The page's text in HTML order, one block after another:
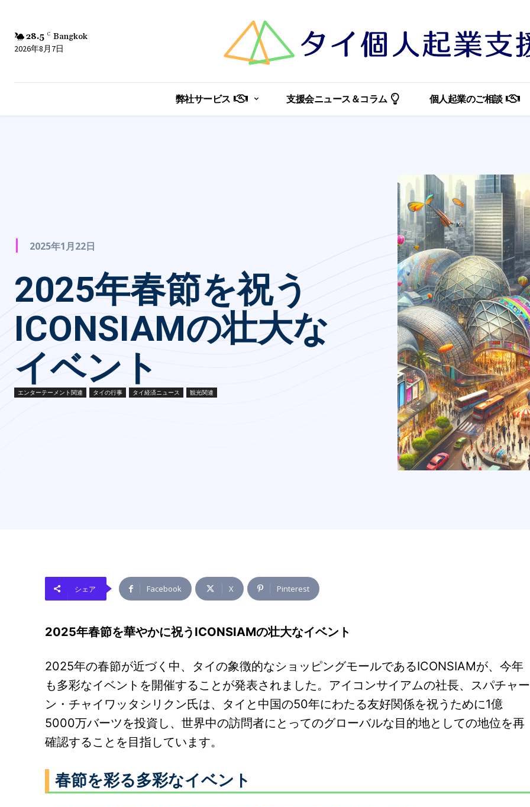
28.5 C Bangkok
2026年8月7日
弊社サービス 支援会ニュース＆コラム 個人起業のご相談
2025年1月22日
2025年春節を祝う
ICONSIAMの壮大な
イベント
エンターテーメント関連 タイの行事 タイ経済ニュース 観光関連
シェア Facebook X Pinterest
2025年春節を華やかに祝うICONSIAMの壮大なイベント
2025年の春節が近づく中、タイの象徴的なショッピングモールであるICONSIAMが、今年
も多彩なイベントを開催することが発表されました。アイコンサイアムの社長、スパチャー
ン・チャイワッタシリクン氏は、タイと中国の50年にわたる友好関係を祝うために1億
5000万バーツを投資し、世界中の訪問者にとってのグローバルな目的地としての地位を再
確認することを目指しています。
春節を彩る多彩なイベント